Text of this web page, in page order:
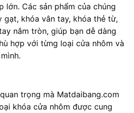
lớn. Các sản phẩm của chúng
khóa vân tay, khóa thẻ từ,
nắm tròn, giúp bạn dễ dàng
hợp với từng loại cửa nhôm và
trọng mà Matdaibang.com
khóa cửa nhôm được cung